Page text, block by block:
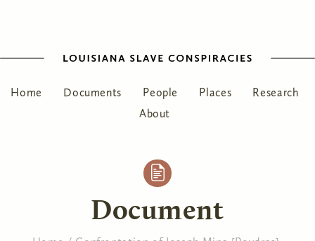
Home Documents People Places
Research
About
Document